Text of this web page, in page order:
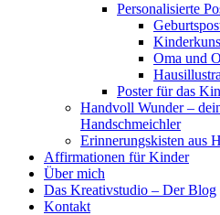
Personalisierte
Oma und
Poster für das
Handvoll Wunder –
Handschmeichler
Erinnerungskisten aus
Affirmationen für Kinder
Über mich
Das Kreativstudio – Der Blog
Kontakt